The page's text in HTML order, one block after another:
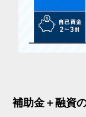
補助金＋融資